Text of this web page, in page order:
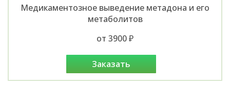
Медикаментозное выведение метадона и его
метаболитов
от 3900 ₽
заказать